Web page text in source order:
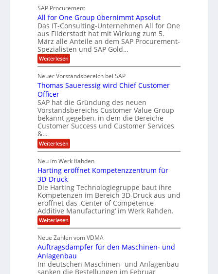
b
e
i
I
F
S
z
i
a
l
s
t
J
u
i
a
H
u
b
e
ä
l
t
6
5
M
i
l
l
i
o
n
e
n
n
t
C
T
O
V
P
S
l
e
s
E
g
i
n
e
e
r
i
n
g
-
S
e
c
u
r
i
t
y
y
s
e
m
S
t
e
l
a
r
i
n
V
r
s
i
o
n
3
.
2
SAP Procurement
All for One Group übernimmt Apsolut
Das IT-Consulting-Unternehmen All for One
aus Filderstadt hat mit Wirkung zum 5.
März alle Anteile an dem SAP Procurement-
Spezialisten und SAP Gold…
Weiterlesen:
A
l
f
r
O
n
e
G
o
u
p
ü
b
e
n
i
m
m
t
A
p
s
o
l
u
t
Neuer Vorstandsbereich bei SAP
Thomas Saueressig wird Chief Customer
Officer
SAP hat die Gründung des neuen
Vorstandsbereichs Customer Value Group
bekannt gegeben, in dem die Bereiche
Customer Success und Customer Services
&…
Weiterlesen:
T
o
m
S
a
u
e
r
e
s
i
w
i
Neu im Werk Rahden
Harting eröffnet Kompetenzzentrum für
3D-Druck
Die Harting Technologiegruppe baut ihre
Kompetenzen im Bereich 3D-Druck aus und
eröffnet das ‚Center of Competence
Additive Manufacturing‘ im Werk Rahden.
Weiterlesen:
H
r
t
i
n
g
Neue Zahlen vom VDMA
Auftragsdämpfer für den Maschinen- und
Anlagenbau
Im deutschen Maschinen- und Anlagenbau
sanken die Bestellungen im Februar